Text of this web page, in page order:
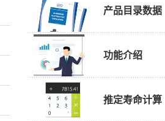
产品目录数据
功能介绍
推定寿命计算